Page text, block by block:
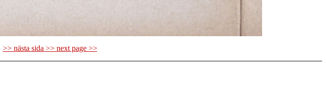
>> nästa sida >> next page >>